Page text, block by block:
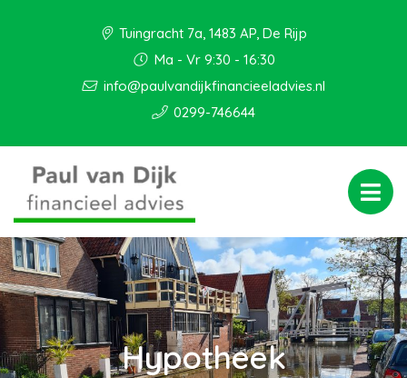
Tuingracht 7a, 1483 AP, De Rijp
Ma - Vr 9:30 - 16:30
info@paulvandijkfinancieeladvies.nl
0299-746644
Hypotheek